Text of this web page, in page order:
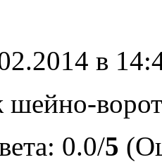
в
шейно-
0.0/5